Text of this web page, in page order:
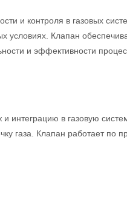
и контроля в газовых
условиях. Клапан
и эффективности
и интеграцию в газовую
газа. Клапан работает по